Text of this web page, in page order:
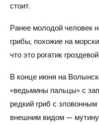
стоит.
Ранее молодой человек
грибы, похожие на
что это рогатик гроздевой.
В конце июня на
«ведьмины пальцы» с
редкий гриб с
внешним видом —